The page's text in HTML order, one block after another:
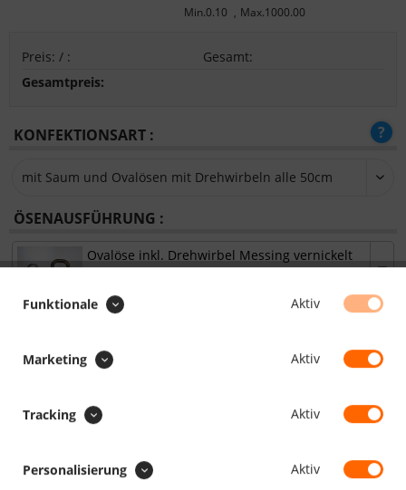
Min.0.10 Max.1000.00
Preis: / : Gesamt:
Gesamtpreis:
KONFEKTIONSART :
ÖSENAUSFÜHRUNG :
Ovalöse inkl. Drehwirbel Messing vernickelt
SONDERAUSFÜHRUNG :
Aufrollriemen zum Aufrollen
Funktionale Aktiv
Marketing Aktiv
Tracking Aktiv
Personalisierung Aktiv